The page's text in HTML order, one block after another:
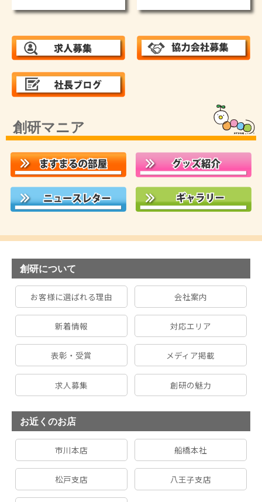
創研マニア
創研について
お客様に選ばれる理由 会社案内
新着情報 対応エリア
表彰・受賞 メディア掲載
求人募集 創研の魅力
お近くのお店
市川本店 船橋本社
松戸支店 八王子支店